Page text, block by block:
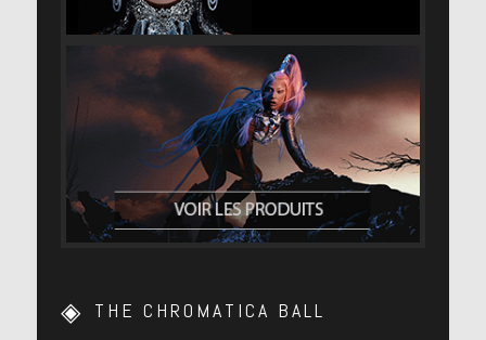
THE CHROMATICA BALL